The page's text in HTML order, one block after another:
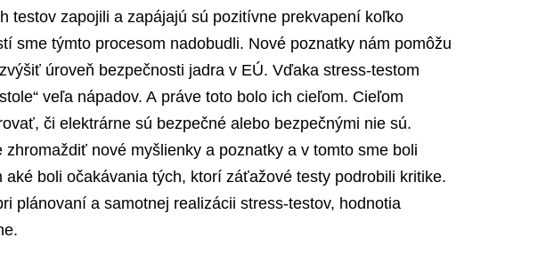
testov zapojili a zapájajú sú pozitívne prekvapení koľko
sme týmto procesom nadobudli. Nové poznatky nám pomôžu
úroveň bezpečnosti jadra v EÚ. Vďaka stress-testom
veľa nápadov. A práve toto bolo ich cieľom. Cieľom
či elektrárne sú bezpečné alebo bezpečnými nie sú.
zhromaždiť nové myšlienky a poznatky a v tomto sme boli
aké boli očakávania tých, ktorí záťažové testy podrobili kritike.
plánovaní a samotnej realizácii stress-testov, hodnotia